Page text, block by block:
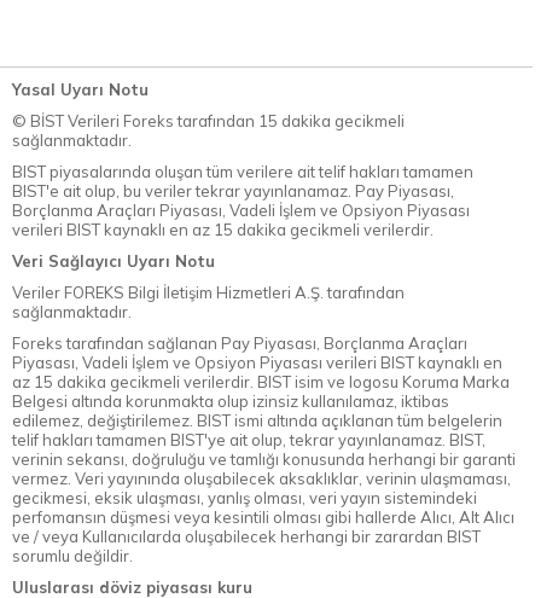
Yasal Uyarı Notu
© BİST Verileri Foreks tarafından 15 dakika gecikmeli
sağlanmaktadır.
BIST piyasalarında oluşan tüm verilere ait telif hakları tamamen
BIST'e ait olup, bu veriler tekrar yayınlanamaz. Pay Piyasası,
Borçlanma Araçları Piyasası, Vadeli İşlem ve Opsiyon Piyasası
verileri BIST kaynaklı en az 15 dakika gecikmeli verilerdir.
Veri Sağlayıcı Uyarı Notu
Veriler FOREKS Bilgi İletişim Hizmetleri A.Ş. tarafından
sağlanmaktadır.
Foreks tarafından sağlanan Pay Piyasası, Borçlanma Araçları
Piyasası, Vadeli İşlem ve Opsiyon Piyasası verileri BIST kaynaklı en
az 15 dakika gecikmeli verilerdir. BIST isim ve logosu Koruma Marka
Belgesi altında korunmakta olup izinsiz kullanılamaz, iktibas
edilemez, değiştirilemez. BIST ismi altında açıklanan tüm belgelerin
telif hakları tamamen BIST'ye ait olup, tekrar yayınlanamaz. BIST,
verinin sekansı, doğruluğu ve tamlığı konusunda herhangi bir garanti
vermez. Veri yayınında oluşabilecek aksaklıklar, verinin ulaşmaması,
gecikmesi, eksik ulaşması, yanlış olması, veri yayın sistemindeki
perfomansın düşmesi veya kesintili olması gibi hallerde Alıcı, Alt Alıcı
ve / veya Kullanıcılarda oluşabilecek herhangi bir zarardan BIST
sorumlu değildir.
Uluslarası döviz piyasası kuru